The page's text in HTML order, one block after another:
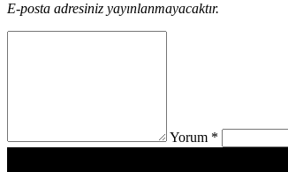
E-posta adresiniz yayınlanmayacaktır.
Yorum *